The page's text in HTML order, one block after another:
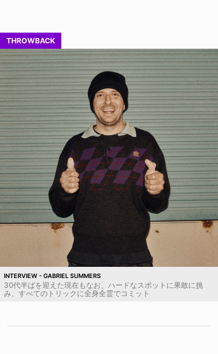
THROWBACK
INTERVIEW - GABRIEL SUMMERS
30代半ばを迎えた現在もなお、ハードなスポットに果敢に挑
み、すべてのトリックに全身全霊でコミット